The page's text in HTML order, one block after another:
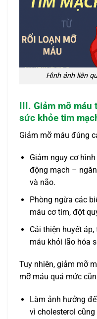
Hình ảnh liên
III. Giảm mỡ máu
sức khỏe tim
Giảm mỡ máu đúng
Giảm nguy cơ
động mạch –
và não.
Phòng ngừa các
máu cơ tim, đột
Cải thiện huyết
máu khỏi lão hóa
Tuy nhiên, giảm mỡ
mỡ máu quá mức
Làm ảnh hưởng
vì cholesterol